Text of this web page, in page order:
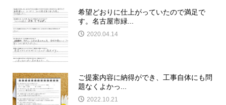
希望どおりに仕上がっていたので満足で
す。名古屋市緑...
2020.04.14
ご提案内容に納得ができ、工事自体にも問
題なくよかっ...
2022.10.21